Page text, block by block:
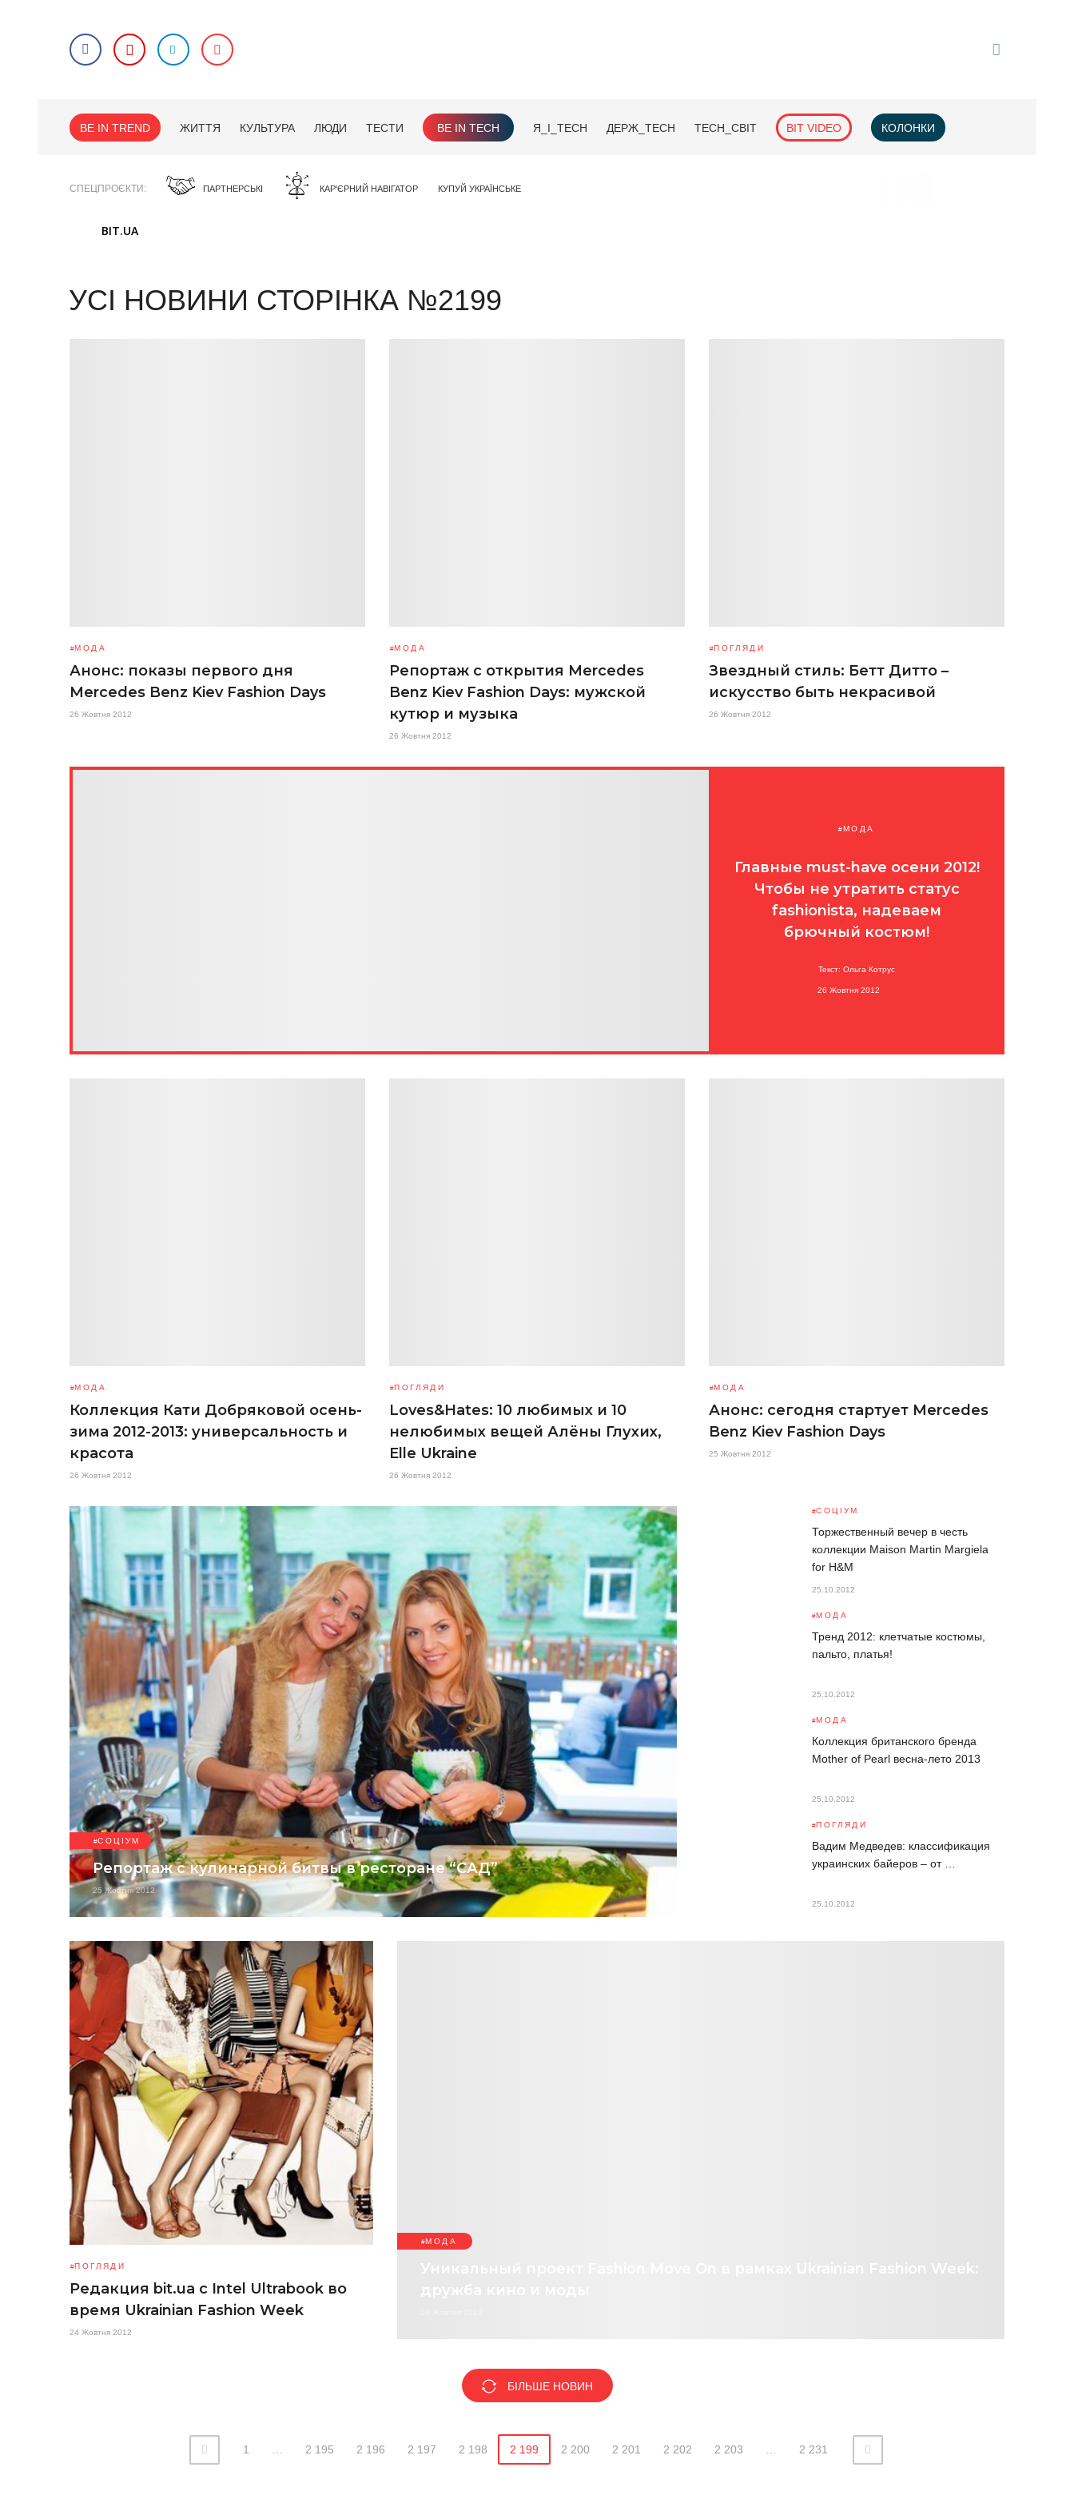
BE IN TREND ЖИТТЯ КУЛЬТУРА ЛЮДИ ТЕСТИ BE IN TECH Я_І_TECH ДЕРЖ_TECH TECH_СВІТ BIT VIDEO КОЛОНКИ
СПЕЦПРОЄКТИ ПАРТНЕРСЬКІ КАР'ЄРНИЙ НАВІГАТОР КУПУЙ УКРАЇНСЬКЕ
BIT.UA
УСІ НОВИНИ СТОРІНКА №2199
МОДА
Анонс: показы первого дня
Mercedes Benz Kiev Fashion Days
26 Жовтня 2012
МОДА
Репортаж с открытия Mercedes
Benz Kiev Fashion Days: мужской
кутюр и музыка
26 Жовтня 2012
ПОГЛЯДИ
Звездный стиль: Бетт Дитто –
искусство быть некрасивой
26 Жовтня 2012
МОДА
Главные must-have осени 2012!
Чтобы не утратить статус
fashionista, надеваем
брючный костюм!
Текст: Ольга Котрус
26 Жовтня 2012
МОДА
Коллекция Кати Добряковой осень-
зима 2012-2013: универсальность и
красота
26 Жовтня 2012
ПОГЛЯДИ
Loves&Hates: 10 любимых и 10
нелюбимых вещей Алёны Глухих,
Elle Ukraine
26 Жовтня 2012
МОДА
Анонс: сегодня стартует Mercedes
Benz Kiev Fashion Days
25 Жовтня 2012
СОЦІУМ
Репортаж с кулинарной битвы в ресторане “САД”
25 Жовтня 2012
СОЦІУМ
Торжественный вечер в честь
коллекции Maison Martin Margiela
for H&M
25.10.2012
МОДА
Тренд 2012: клетчатые костюмы,
пальто, платья!
25.10.2012
МОДА
Коллекция британского бренда
Mother of Pearl весна-лето 2013
25.10.2012
ПОГЛЯДИ
Вадим Медведев: классификация
украинских байеров – от …
25.10.2012
ПОГЛЯДИ
Редакция bit.ua с Intel Ultrabook во
время Ukrainian Fashion Week
24 Жовтня 2012
МОДА
Уникальный проект Fashion Move On в рамках Ukrainian Fashion Week:
БІЛЬШЕ НОВИН
1 2 195 2 196 2 197 2 198 2 199 2 200 2 201 2 202 2 203 2 231